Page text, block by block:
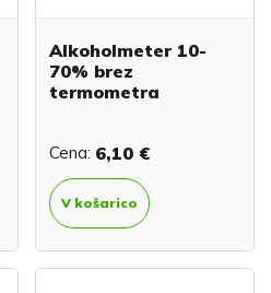
Alkoholmeter 10-
70% brez
termometra
Cena: 6,10 €
V košarico